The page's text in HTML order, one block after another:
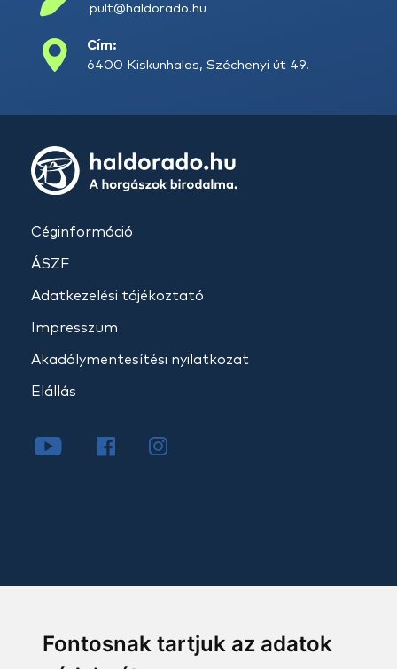
Fontosnak tartjuk az adatok
pult@haldorado.hu
Cím:
6400 Kiskunhalas, Széchenyi út 49.
Céginformáció
ÁSZF
Adatkezelési tájékoztató
Impresszum
Akadálymentesítési nyilatkozat
Elállás